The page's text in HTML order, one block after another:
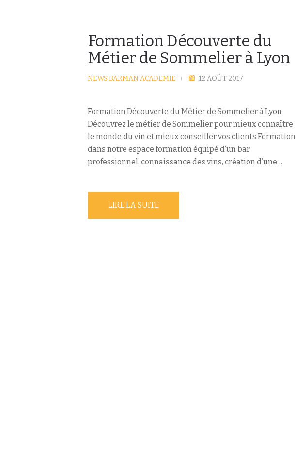
Formation Découverte du
Métier de Sommelier à Lyon
NEWS BARMAN ACADEMIE 12 AOÛT 2017
Formation Découverte du Métier de Sommelier à Lyon
Découvrez le métier de Sommelier pour mieux connaître
le monde du vin et mieux conseiller vos clients.Formation
dans notre espace formation équipé d’un bar
professionnel, connaissance des vins, création d’une…
LIRE LA SUITE